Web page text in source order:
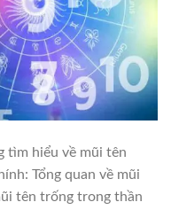
tìm hiểu về mũi tên
Tổng quan về mũi
tên trống trong thần